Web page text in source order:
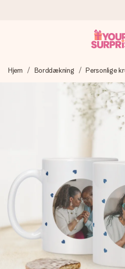
Vi laver din gave med omhu og
du kan give den på det helt
betyder allermest.
4,7 (baseret på
Reviews.
Gratis kort med hilsen
Lav noget særligt i blot få trin –
billede af dig eller en besked,
Intet besvær men
øjeblikket.
Hjem Borddækning Personlige